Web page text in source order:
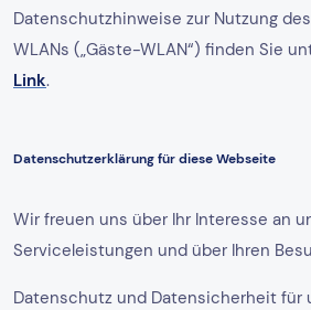
Datenschutzhinweise zur Nutzung
WLANs („Gäste-WLAN“) finden Sie
Link.
Datenschutzerklärung für diese Webseite
Wir freuen uns über Ihr Interesse an
Serviceleistungen und über Ihren
Datenschutz und Datensicherheit für